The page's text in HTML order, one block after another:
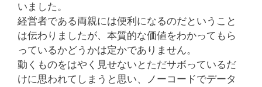
いました。
経営者である両親には便利になるのだということ
は伝わりましたが、本質的な価値をわかってもら
っているかどうかは定かでありません。
動くものをはやく見せないとただサボっているだ
けに思われてしまうと思い、ノーコードでデータ